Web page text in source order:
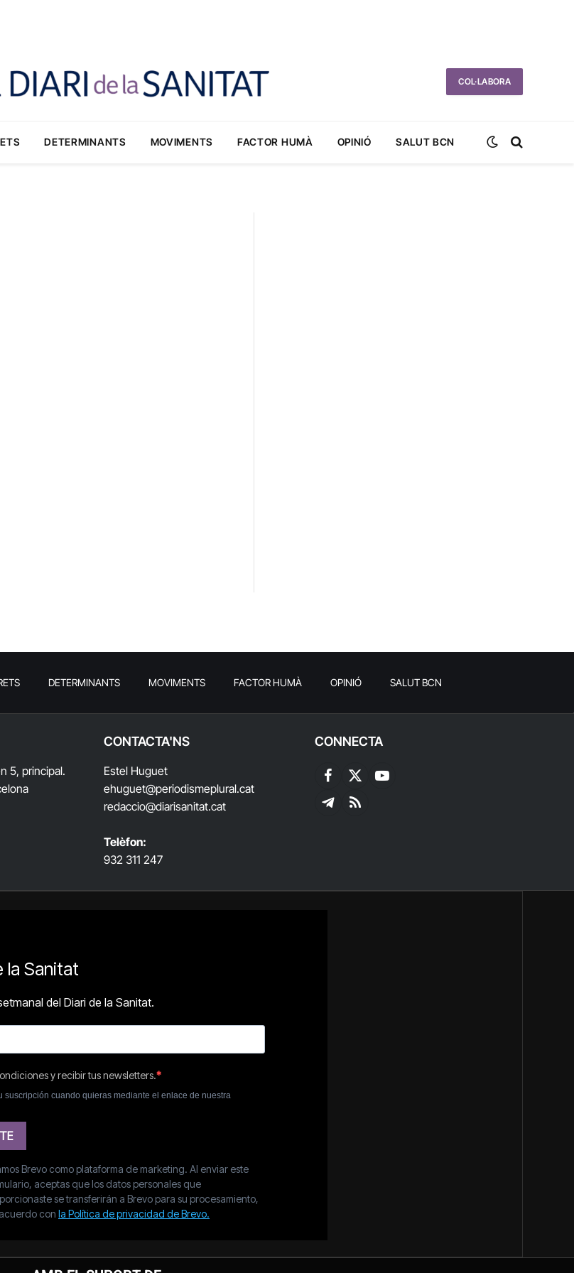
COL·LABORA
DETERMINANTS MOVIMENTS FACTOR HUMÀ OPINIÓ SALUT BCN
DETERMINANTS MOVIMENTS FACTOR HUMÀ OPINIÓ SALUT BCN
5, principal.
CONTACTA'NS
Estel Huguet
ehuguet@periodismeplural.cat
redaccio@diarisanitat.cat
Telèfon:
932 311 247
CONNECTA
Facebook
X
(Twitter)
YouTube
TelegramRSS